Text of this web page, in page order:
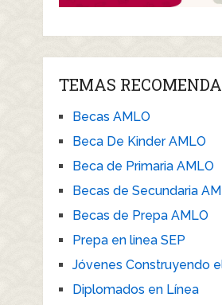
TEMAS
Becas AMLO
Beca De Kinder AMLO
Beca de Primaria AMLO
Becas de Secundaria
Becas de Prepa AMLO
Prepa en linea SEP
Jóvenes Construyendo
Diplomados en Línea